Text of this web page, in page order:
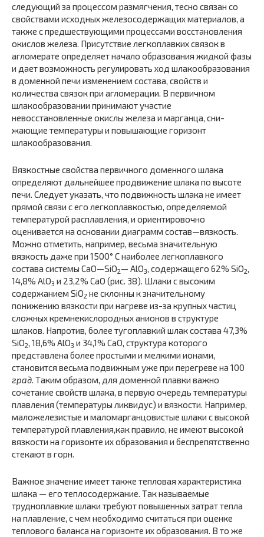
сле­дующий за процессом размягчения, тесно связан со
свойствами исходных железосодержащих материалов, а
также с предшеству­ющими процессами восстановления
окислов железа. Присутствие легкоплавких связок в
агломерате определяет начало образования жидкой фазы
и дает возможность регулировать ход шлакообразо­вания
в доменной печи изменением состава, свойств и
количества связок при агломерации. В первичном
шлакообразовании прини­мают участие
невосстановленные окислы железа и марганца, сни­
жающие температуры и повышающие горизонт
шлакообразования.
Вязкостные свойства первичного доменного шлака
определяют дальнейшее продвижение шлака по высоте
печи. Следует указать, что подвижность шлака не имеет
прямой связи с его легкоплавкостью, определяемой
температурой расплавления, и ориентиро­вочно
оценивается на основании диаграмм состав—вязкость.
Можно отметить, например, весьма значительную
вязкость даже при 1500° С наиболее легкоплавкого
состава системы СаО—SiO2— AlO3, содержащего 62% SiO2,
14,8% AlO3 и 23,2% СаО (рис. 38). Шлаки с высоким
содержанием SiO2 не склонны к значительному
понижению вязкости при нагреве из-за крупных частиц
сложных кремнекислородных анионов в структуре
шлаков. Напротив, более тугоплавкий шлак состава 47,3%
SiO2, 18,6% AlO3 и 34,1% СаО, структура которого
представлена более простыми и мелкими ионами,
становится весьма подвижным уже при перегреве на 100
град. Таким образом, для доменной плавки важно
сочетание свойств шлака, в первую очередь температуры
плавления (темпе­ратуры ликвидус) и вязкости. Например,
маложелезистые и мало­марганцовистые шлаки с высокой
температурой плавления,как правило, не имеют высокой
вязкости на горизонте их образования и беспрепятственно
стекают в горн.
Важное значение имеет также тепловая характеристика
шлака — его теплосодержание. Так называемые
трудноплавкие шлаки требуют повышенных затрат тепла
на плавление, с чем необходимо считаться при оценке
теплового баланса на горизонте их образования. В то же